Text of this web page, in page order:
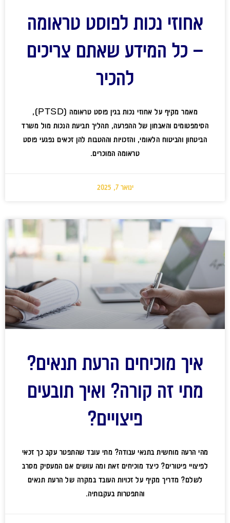
אחוזי נכות לפוסט טראומה
– כל המידע שאתם צריכים
להכיר
מאמר מקיף על אחוזי נכות בגין פוסט טראומה (PTSD),
הסימפטומים והאבחון של ההפרעה, תהליך תביעת הנכות מול משרד
הביטחון והביטוח הלאומי, והזכויות וההטבות להן זכאים נפגעי פוסט
טראומה המוכרים.
ינואר 7, 2025
איך מוכיחים הרעת תנאים?
מתי זה קורה? ואיך תובעים
פיצויים?
מהי הרעה מוחשית בתנאי עבודה? מתי עובד שהתפטר עקב כך זכאי
לפיצויי פיטורים? כיצד מוכיחים זאת ומה עושים אם המעסיק מסרב
לשלם? מדריך מקיף על זכויות העובד במקרה של הרעת תנאים
והתפטרות בעקבותיה.